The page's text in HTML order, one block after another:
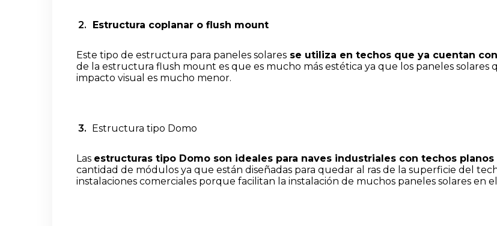
Estructura coplanar o flush mount
Este tipo de estructura para paneles solares se utiliza en techos que ya cuentan
de la estructura flush mount es que es mucho más estética ya que los paneles solares
impacto visual es mucho menor.
Estructura tipo Domo
Las estructuras tipo Domo son ideales para naves industriales con techos
cantidad de módulos ya que están diseñadas para quedar al ras de la superficie del
instalaciones comerciales porque facilitan la instalación de muchos paneles solares en